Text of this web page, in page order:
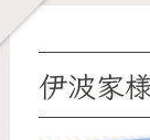
伊波家